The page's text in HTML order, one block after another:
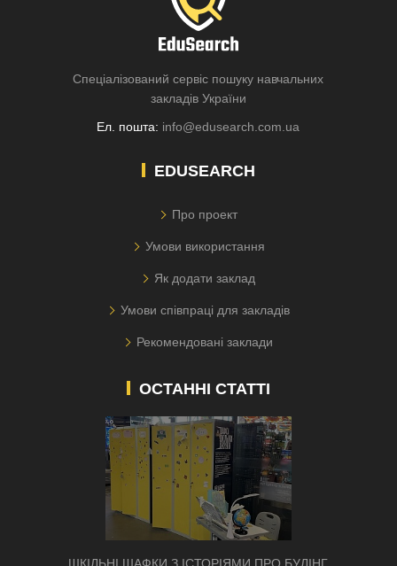
Спеціалізований сервіс пошуку навчальних
закладів України
Ел. пошта: info@edusearch.com.ua
EDUSEARCH
Про проект
Умови використання
Як додати заклад
Умови співпраці для закладів
Рекомендовані заклади
ОСТАННІ СТАТТІ